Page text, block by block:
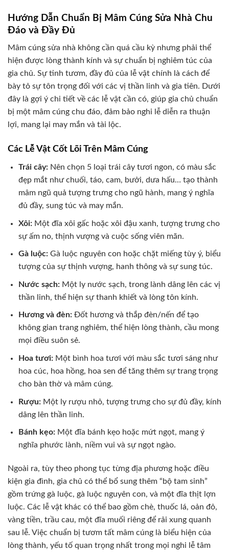
Hướng Dẫn Chuẩn Bị Mâm Cúng Sửa Nhà Chu
Đáo và Đầy Đủ
Mâm cúng sửa nhà không cần quá cầu kỳ nhưng phải thể
hiện được lòng thành kính và sự chuẩn bị nghiêm túc của
gia chủ. Sự tinh tươm, đầy đủ của lễ vật chính là cách để
bày tỏ sự tôn trọng đối với các vị thần linh và gia tiên. Dưới
đây là gợi ý chi tiết về các lễ vật cần có, giúp gia chủ chuẩn
bị một mâm cúng chu đáo, đảm bảo nghi lễ diễn ra thuận
lợi, mang lại may mắn và tài lộc.
Các Lễ Vật Cốt Lõi Trên Mâm Cúng
Trái cây:Nên chọn 5 loại trái cây tươi ngon, có màu sắc
đẹp mắt như chuối, táo, cam, bưởi, dưa hấu… tạo thành
mâm ngũ quả tượng trưng cho ngũ hành, mang ý nghĩa
đủ đầy, sung túc và may mắn.
Xôi:Một đĩa xôi gấc hoặc xôi đậu xanh, tượng trưng cho
sự ấm no, thịnh vượng và cuộc sống viên mãn.
Gà luộc:Gà luộc nguyên con hoặc chặt miếng tùy ý, biểu
tượng của sự thịnh vượng, hanh thông và sự sung túc.
Nước sạch:Một ly nước sạch, trong lành dâng lên các vị
thần linh, thể hiện sự thanh khiết và lòng tôn kính.
Hương và đèn:Đốt hương và thắp đèn/nến để tạo
không gian trang nghiêm, thể hiện lòng thành, cầu mong
mọi điều suôn sẻ.
Hoa tươi:Một bình hoa tươi với màu sắc tươi sáng như
hoa cúc, hoa hồng, hoa sen để tăng thêm sự trang trọng
cho bàn thờ và mâm cúng.
Rượu:Một ly rượu nhỏ, tượng trưng cho sự đủ đầy, kính
dâng lên thần linh.
Bánh kẹo:Một đĩa bánh kẹo hoặc mứt ngọt, mang ý
nghĩa phước lành, niềm vui và sự ngọt ngào.
Ngoài ra, tùy theo phong tục từng địa phương hoặc điều
kiện gia đình, gia chủ có thể bổ sung thêm “bộ tam sinh”
gồm trứng gà luộc, gà luộc nguyên con, và một đĩa thịt lợn
luộc. Các lễ vật khác có thể bao gồm chè, thuốc lá, oản đỏ,
vàng tiền, trầu cau, một đĩa muối riêng để rải xung quanh
sau lễ. Việc chuẩn bị tươm tất mâm cúng là biểu hiện của
lòng thành, yếu tố quan trọng nhất trong mọi nghi lễ tâm